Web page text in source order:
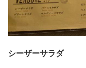
シーザーサラダ